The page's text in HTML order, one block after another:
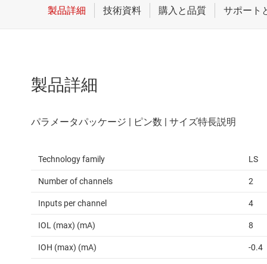
ダイ / ウェハー サービス
製品詳細
Technology family LS
Number of channels 2
Inputs per channel 4
IOL (max) (mA) 8
IOH (max) (mA) -0.4